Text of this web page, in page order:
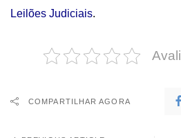
Leilões Judiciais.
COMPARTILHAR AGORA